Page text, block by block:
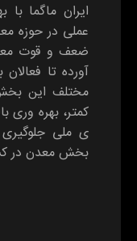
ایران ماگما
عملی در حوزه
ضعف و قوت
آورده تا
مختلف این
کمتر، بهره وری
ی ملی
بخش معدن در